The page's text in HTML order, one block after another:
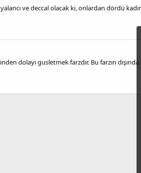
ve deccal olacak ki, onlardan dördü
dolayı gusletmek farzdır. Bu farzın